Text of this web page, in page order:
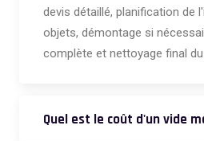
devis détaillé, planification de
objets, démontage si
complète et nettoyage final du
Quel est le coût d'un vide